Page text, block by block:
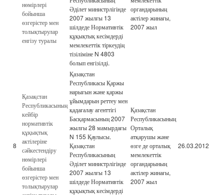
нөмірлері
бойынша
өзгерістер мен
толықтырулар
енгізу туралы
Әділет министрлігінде
2007 жылғы 13
шілдеде Нормативтік
құқықтық кесімдерді
мемлекеттік тіркеудің
тізіліміне N 4803
болып енгізілді.
органдарының
актілер жинағы,
2007 жыл
8
Қазақстан
Республикасының
кейбір
нормативтік
құқықтық
актілеріне
сәйкестендіру
нөмірлері
бойынша
өзгерістер мен
толықтырулар
Қазақстан
Республикасы Қаржы
нарығын және қаржы
ұйымдарын реттеу мен
қадағалау агенттігі
Басқармасының 2007
жылғы 28 мамырдағы
N 155 Қаулысы.
Қазақстан
Республикасының
Әділет министрлігінде
2007 жылғы 13
шілдеде Нормативтік
құқықтық кесімдерді
Қазақстан
Республикасының
Орталық
атқарушы және
өзге де орталық
мемлекеттік
органдарының
актілер жинағы,
2007 жыл
26.03.2012